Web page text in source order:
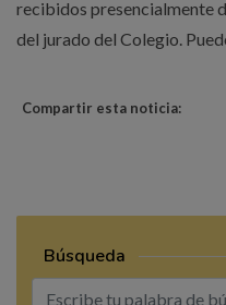
recibidos presencialmente
del jurado del Colegio.
Compartir esta noticia:
Búsqueda